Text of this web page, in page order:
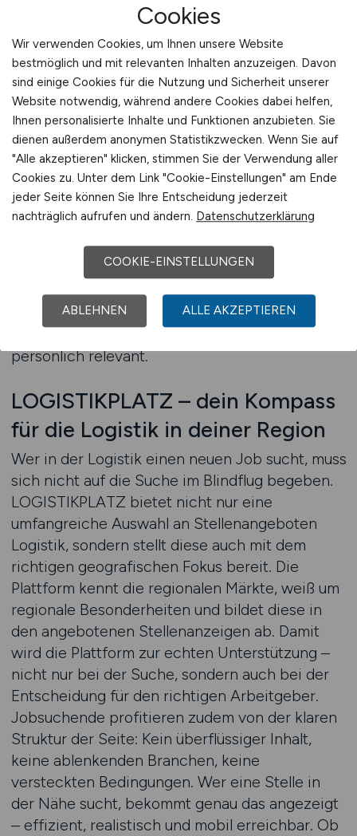
anpasst. Die Plattform reagiert auf mobile
leitet keine Daten weiter. Wer sucht, wird hier
fündig – ohne Umwege, ohne Barrieren, mit
Fokus auf passende Logistikstellen.
Zu den Stellenangeboten
Nicht selten ergeben sich durch regionale
Positionen auch neue Aufstiegsmöglichkeiten.
Unternehmen vor Ort schätzen Mitarbeitende
mit lokaler Verbundenheit, hoher
Einsatzbereitschaft und langfristigem Interesse.
LOGISTIKPLATZ unterstützt diese Verbindung,
indem Bewerbende gezielt dorthin gelenkt
werden, wo ihre Fähigkeiten gebraucht werden.
Die Jobsuche wird zum Karriereweg – regional
verwurzelt, branchenspezifisch ausgerichtet,
persönlich relevant.
LOGISTIKPLATZ – dein Kompass
für die Logistik in deiner Region
Wer in der Logistik einen neuen Job sucht, muss
sich nicht auf die Suche im Blindflug begeben.
LOGISTIKPLATZ bietet nicht nur eine
umfangreiche Auswahl an Stellenangeboten
Logistik, sondern stellt diese auch mit dem
richtigen geografischen Fokus bereit. Die
Plattform kennt die regionalen Märkte, weiß um
regionale Besonderheiten und bildet diese in
den angebotenen Stellenanzeigen ab. Damit
wird die Plattform zur echten Unterstützung –
nicht nur bei der Suche, sondern auch bei der
Entscheidung für den richtigen Arbeitgeber.
Jobsuchende profitieren zudem von der klaren
Struktur der Seite: Kein überflüssiger Inhalt,
keine ablenkenden Branchen, keine
versteckten Bedingungen. Wer eine Stelle in
der Nähe sucht, bekommt genau das angezeigt
– effizient, realistisch und mobil erreichbar. Ob
Cookies
Wir verwenden Cookies, um Ihnen unsere Website
bestmöglich und mit relevanten Inhalten anzuzeigen. Davon
sind einige Cookies für die Nutzung und Sicherheit unserer
Website notwendig, während andere Cookies dabei helfen,
Ihnen personalisierte Inhalte und Funktionen anzubieten. Sie
dienen außerdem anonymen Statistikzwecken. Wenn Sie auf
"Alle akzeptieren" klicken, stimmen Sie der Verwendung aller
Cookies zu. Unter dem Link "Cookie-Einstellungen" am Ende
jeder Seite können Sie Ihre Entscheidung jederzeit
nachträglich aufrufen und ändern. Datenschutzerklärung
COOKIE-EINSTELLUNGEN
ABLEHNEN ALLE AKZEPTIEREN